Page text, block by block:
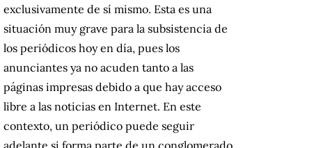
exclusivamente de sí mismo. Esta es una
situación muy grave para la subsistencia de
los periódicos hoy en día, pues los
anunciantes ya no acuden tanto a las
páginas impresas debido a que hay acceso
libre a las noticias en Internet. En este
contexto, un periódico puede seguir